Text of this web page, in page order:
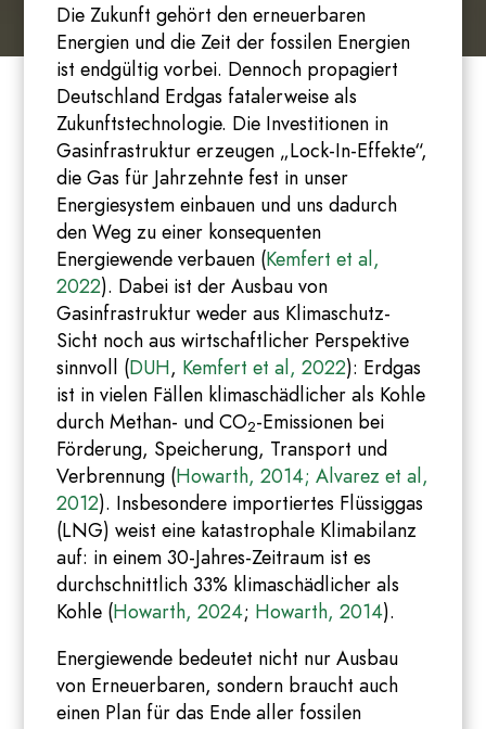
Die Zukunft gehört den erneuerbaren
Energien und die Zeit der fossilen Energien
ist endgültig vorbei. Dennoch propagiert
Deutschland Erdgas fatalerweise als
Zukunftstechnologie. Die Investitionen in
Gasinfrastruktur erzeugen „Lock-In-Effekte“,
die Gas für Jahrzehnte fest in unser
Energiesystem einbauen und uns dadurch
den Weg zu einer konsequenten
Energiewende verbauen (Kemfert et al,
2022). Dabei ist der Ausbau von
Gasinfrastruktur weder aus Klimaschutz-
Sicht noch aus wirtschaftlicher Perspektive
sinnvoll (DUH, Kemfert et al, 2022): Erdgas
ist in vielen Fällen klimaschädlicher als Kohle
durch Methan- und CO2-Emissionen bei
Förderung, Speicherung, Transport und
Verbrennung (Howarth, 2014; Alvarez et al,
2012). Insbesondere importiertes Flüssiggas
(LNG) weist eine katastrophale Klimabilanz
auf: in einem 30-Jahres-Zeitraum ist es
durchschnittlich 33% klimaschädlicher als
Kohle (Howarth, 2024; Howarth, 2014).
Energiewende bedeutet nicht nur Ausbau
von Erneuerbaren, sondern braucht auch
einen Plan für das Ende aller fossilen